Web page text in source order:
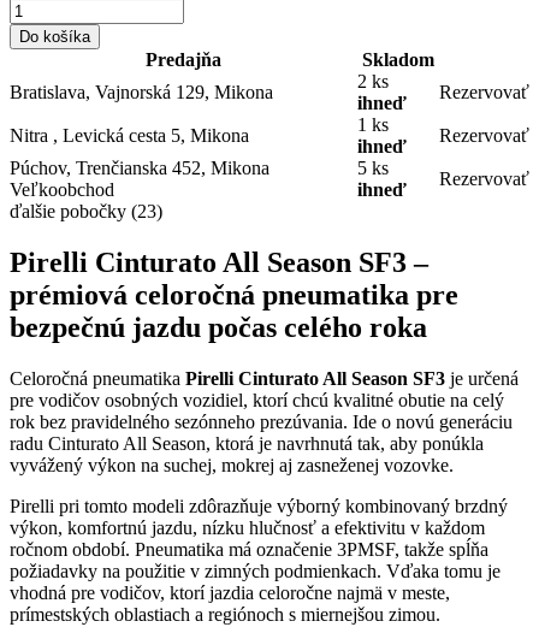
Do košíka
Predajňa
Skladom
Bratislava, Vajnorská 129, Mikona
2 ks
ihneď
Rezervovať
Nitra , Levická cesta 5, Mikona
1 ks
ihneď
Rezervovať
Púchov, Trenčianska 452, Mikona
Veľkoobchod
5 ks
ihneď
Rezervovať
ďalšie pobočky (23)
Pirelli Cinturato All Season SF3 –
prémiová celoročná pneumatika pre
bezpečnú jazdu počas celého roka
Celoročná pneumatika Pirelli Cinturato All Season SF3 je určená
pre vodičov osobných vozidiel, ktorí chcú kvalitné obutie na celý
rok bez pravidelného sezónneho prezúvania. Ide o novú generáciu
radu Cinturato All Season, ktorá je navrhnutá tak, aby ponúkla
vyvážený výkon na suchej, mokrej aj zasneženej vozovke.
Pirelli pri tomto modeli zdôrazňuje výborný kombinovaný brzdný
výkon, komfortnú jazdu, nízku hlučnosť a efektivitu v každom
ročnom období. Pneumatika má označenie 3PMSF, takže spĺňa
požiadavky na použitie v zimných podmienkach. Vďaka tomu je
vhodná pre vodičov, ktorí jazdia celoročne najmä v meste,
prímestských oblastiach a regiónoch s miernejšou zimou.